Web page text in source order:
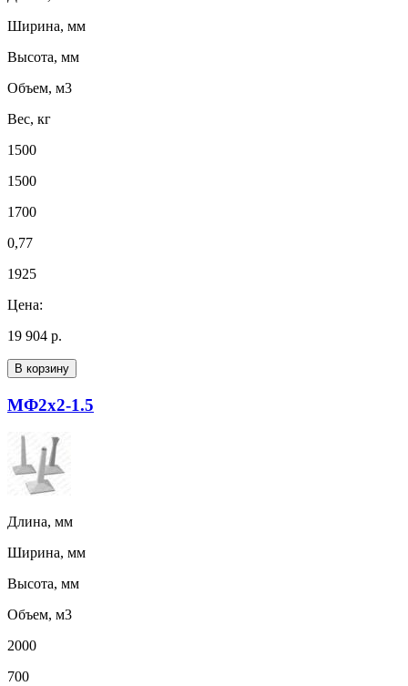
Ширина, мм
Высота, мм
Объем, м3
Вес, кг
1500
1500
1700
0,77
1925
Цена:
19 904 р.
В корзину
МФ2х2-1.5
Длина, мм
Ширина, мм
Высота, мм
Объем, м3
2000
700